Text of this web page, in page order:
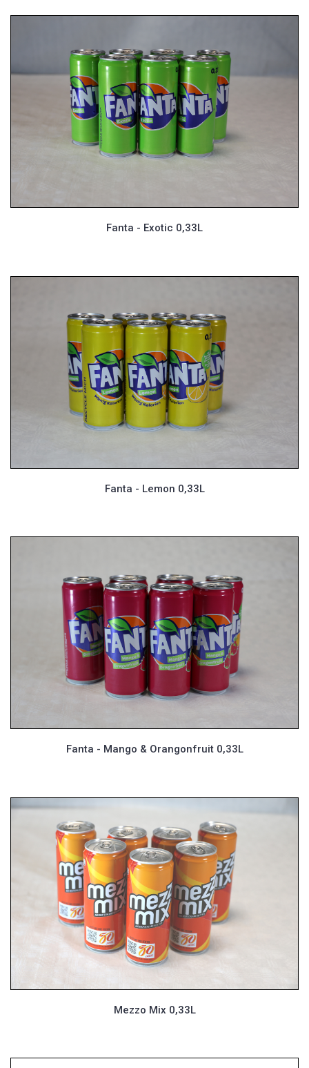
Fanta - Exotic 0,33L
Fanta - Lemon 0,33L
Fanta - Mango & Orangonfruit 0,33L
Mezzo Mix 0,33L